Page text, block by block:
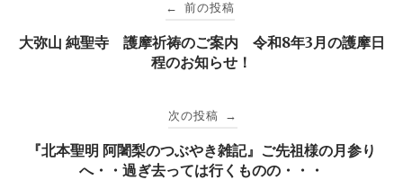
稿
ビ
← 前の投稿
大弥山 純聖寺 護摩祈祷のご案内 令和8年3月の護摩日
程のお知らせ！
次の投稿 →
『北本聖明 阿闍梨のつぶやき雑記』ご先祖様の月参り
へ・・過ぎ去っては行くものの・・・